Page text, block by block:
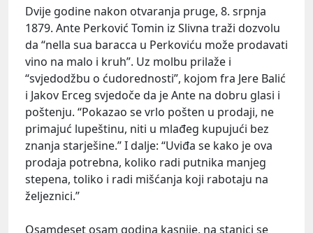
Dvije godine nakon otvaranja pruge, 8. srpnja
1879. Ante Perković Tomin iz Slivna traži dozvolu
da “nella sua baracca u Perkoviću može prodavati
vino na malo i kruh”. Uz molbu prilaže i
“svjedodžbu o ćudorednosti”, kojom fra Jere Balić
i Jakov Erceg svjedoče da je Ante na dobru glasi i
poštenju. “Pokazao se vrlo pošten u prodaji, ne
primajuć lupeštinu, niti u mlađeg kupujući bez
znanja starješine.” I dalje: “Uviđa se kako je ova
prodaja potrebna, koliko radi putnika manjeg
stepena, toliko i radi mišćanja koji rabotaju na
željeznici.”
Osamdeset osam godina kasnije, na stanici se